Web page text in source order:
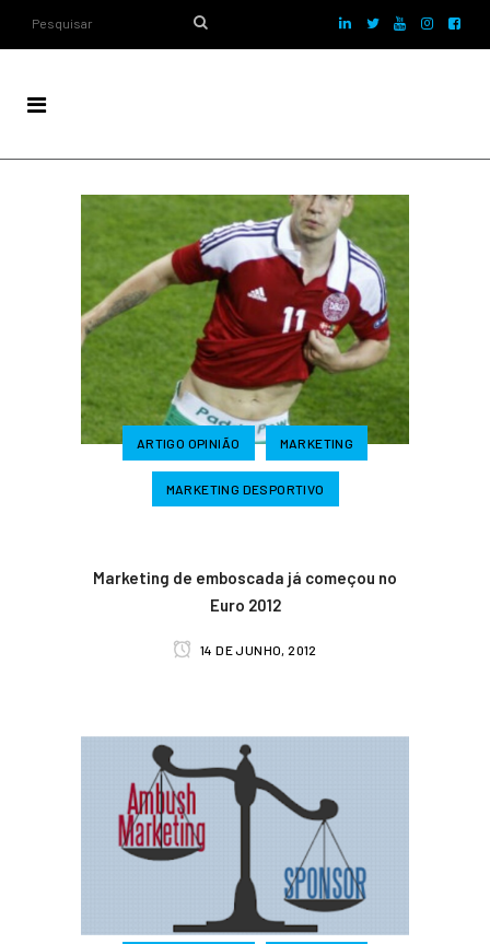
ARTIGO OPINIÃO MARKETING
MARKETING DESPORTIVO
Marketing de emboscada já começou no
Euro 2012
14 DE JUNHO, 2012